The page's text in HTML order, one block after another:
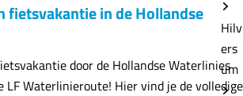
Hilv
ers
um
fietsvakantie in de Hollandse
door de Hollandse Waterlinies
LF Waterlinieroute! Hier vind je de volledige